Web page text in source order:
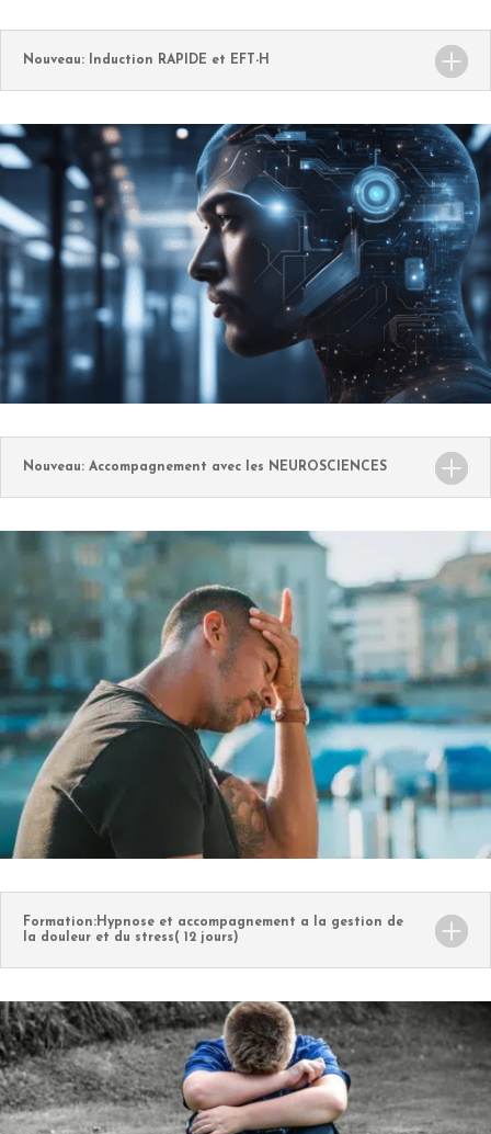
Nouveau: Induction RAPIDE et EFT-H
Nouveau: Accompagnement avec les NEUROSCIENCES
Formation:Hypnose et accompagnement a la gestion de
la douleur et du stress( 12 jours)